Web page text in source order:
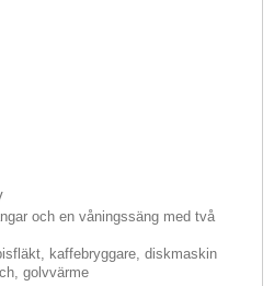
och en våningssäng med två
kaffebryggare, diskmaskin
golvvärme